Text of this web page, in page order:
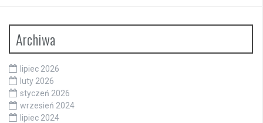
Archiwa
lipiec 2026
luty 2026
styczeń 2026
wrzesień 2024
lipiec 2024